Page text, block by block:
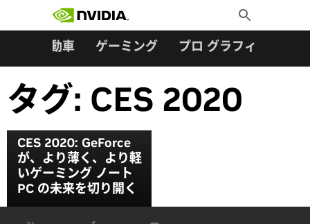
Toggle
Search
自動車 ゲーミング プロ グラフィックス
タグ: CES 2020
CES 2020: GeForce
が、より薄く、より軽
いゲーミング ノート
PC の未来を切り開く